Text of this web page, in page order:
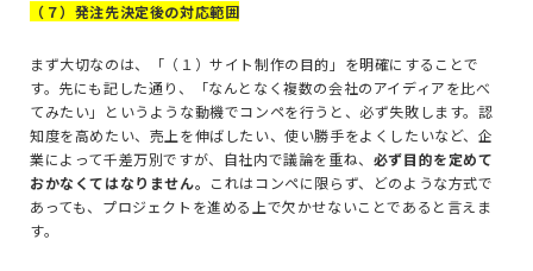
（７）発注先決定後の対応範囲
まず大切なのは、「（１）サイト制作の目的」を明確にすることで
す。先にも記した通り、「なんとなく複数の会社のアイディアを比べ
てみたい」というような動機でコンペを行うと、必ず失敗します。認
知度を高めたい、売上を伸ばしたい、使い勝手をよくしたいなど、企
業によって千差万別ですが、自社内で議論を重ね、 必ず目的を定めて
おかなくてはなりません。 これはコンペに限らず、どのような方式で
あっても、プロジェクトを進める上で欠かせないことであると言えま
す。